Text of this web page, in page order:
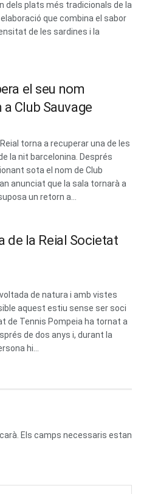
dels plats més tradicionals de la
que combina el sabor
de les sardines i la
el seu nom
a Club Sauvage
torna a recuperar una de les
la nit barcelonina. Després
sota el nom de Club
anunciat que la sala tornarà a
un retorn a...
de la Reial Societat
de natura i amb vistes
aquest estiu sense ser soci
de Tennis Pompeia ha tornat a
de dos anys i, durant la
hi...
Els camps necessaris estan